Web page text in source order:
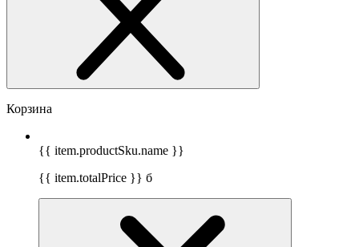
Корзина
{{ item.productSku.name }}
{{ item.totalPrice }} б